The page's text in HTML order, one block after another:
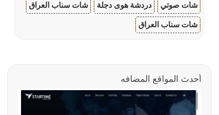
شات صوتي دردشة هوى دجلة شات سناب العراق
شات سناب العراق
أحدث المواقع المضافه